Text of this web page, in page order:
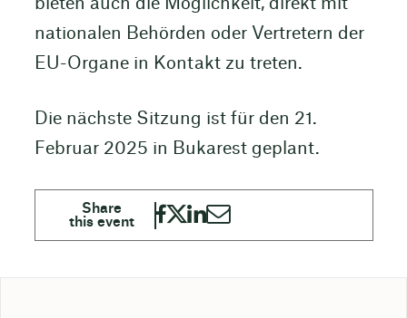
bieten auch die Möglichkeit, direkt mit
nationalen Behörden oder Vertretern der
EU-Organe in Kontakt zu treten.
Die nächste Sitzung ist für den 21.
Februar 2025 in Bukarest geplant.